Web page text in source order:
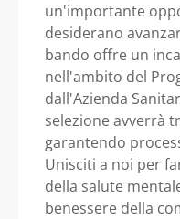
un'importante
desiderano
bando offre un
nell'ambito del
dall'Azienda
selezione avverrà
garantendo
Unisciti a noi per
della salute
benessere della